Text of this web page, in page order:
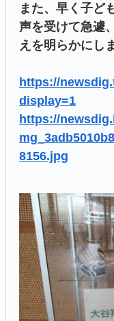
また、早く子ど
声を受けて急遽
えを明らかにし
https://
display=1
https://
8156.jpg